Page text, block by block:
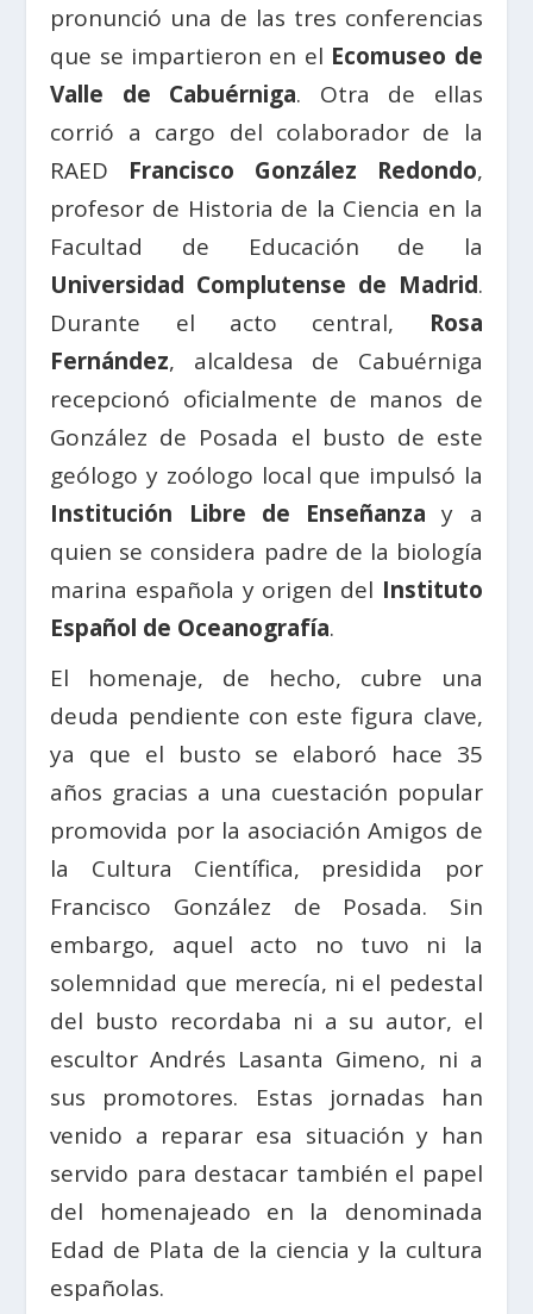
pronunció una de las tres conferencias
que se impartieron en el Ecomuseo de
Valle de Cabuérniga. Otra de ellas
corrió a cargo del colaborador de la
RAED Francisco González Redondo,
profesor de Historia de la Ciencia en la
Facultad de Educación de la
Universidad Complutense de Madrid.
Durante el acto central, Rosa
Fernández, alcaldesa de Cabuérniga
recepcionó oficialmente de manos de
González de Posada el busto de este
geólogo y zoólogo local que impulsó la
Institución Libre de Enseñanza y a
quien se considera padre de la biología
marina española y origen del Instituto
Español de Oceanografía.
El homenaje, de hecho, cubre una
deuda pendiente con este figura clave,
ya que el busto se elaboró hace 35
años gracias a una cuestación popular
promovida por la asociación Amigos de
la Cultura Científica, presidida por
Francisco González de Posada. Sin
embargo, aquel acto no tuvo ni la
solemnidad que merecía, ni el pedestal
del busto recordaba ni a su autor, el
escultor Andrés Lasanta Gimeno, ni a
sus promotores. Estas jornadas han
venido a reparar esa situación y han
servido para destacar también el papel
del homenajeado en la denominada
Edad de Plata de la ciencia y la cultura
españolas.